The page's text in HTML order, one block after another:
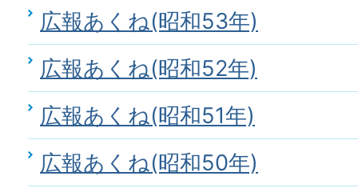
広報あくね(昭和53年)
広報あくね(昭和52年)
広報あくね(昭和51年)
広報あくね(昭和50年)